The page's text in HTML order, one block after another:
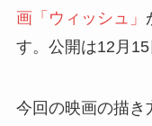
画「ウィッシュ」
す。公開は12月15
今回の映画の描き